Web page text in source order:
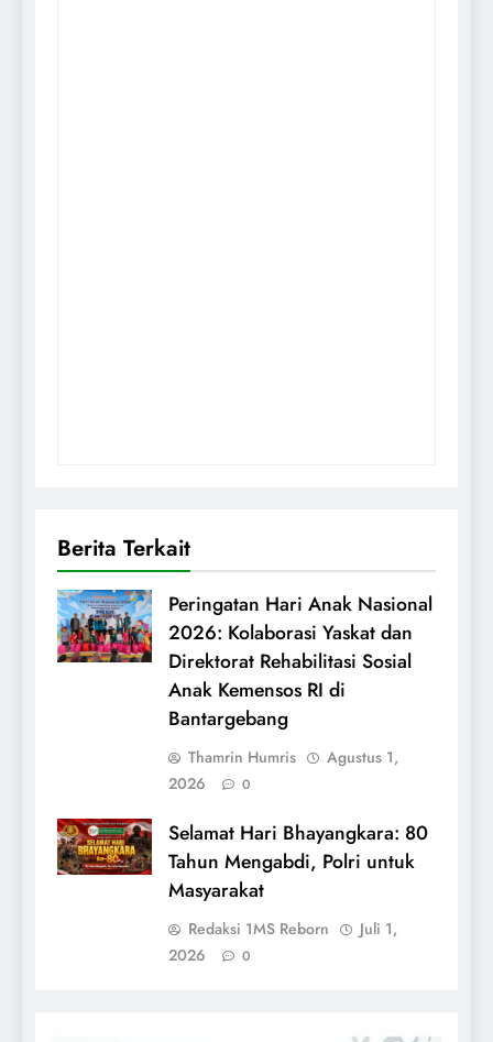
Berita Terkait
Peringatan Hari Anak Nasional
2026: Kolaborasi Yaskat dan
Direktorat Rehabilitasi Sosial
Anak Kemensos RI di
Bantargebang
Thamrin Humris
Agustus 1,
2026
0
Selamat Hari Bhayangkara: 80
Tahun Mengabdi, Polri untuk
Masyarakat
Redaksi 1MS Reborn
Juli 1,
2026
0